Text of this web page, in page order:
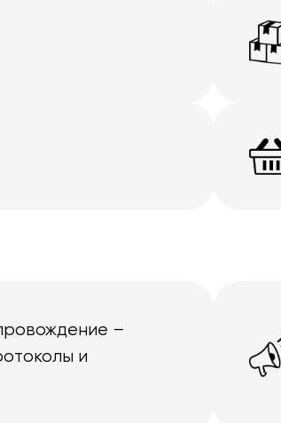
–
и